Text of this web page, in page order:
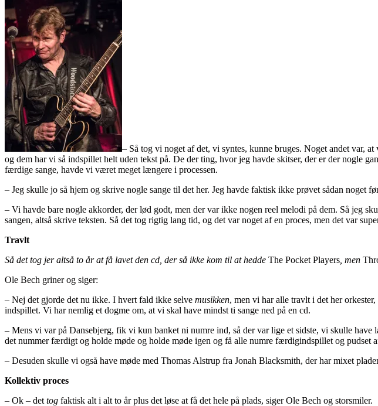
– Så tog vi noget af det, vi syntes, kunne bruges. Noget andet var,
og dem har vi så indspillet helt uden tekst på. De der ting, hvor jeg havde skitser, der er der nogle
færdige sange, havde vi været meget længere i processen.
– Jeg skulle jo så hjem og skrive nogle sange til det her. Jeg havde faktisk ikke prøvet sådan noget
– Vi havde bare nogle akkorder, der lød godt, men der var ikke nogen reel melodi på dem. Så jeg
sangen, altså skrive teksten. Så det tog rigtig lang tid, og det var noget af en proces, men det var
Travlt
Så det tog jer altså to år at få lavet den cd, der så ikke kom til at hedde The Pocket Players , men
Ole Bech griner og siger:
– Nej det gjorde det nu ikke. I hvert fald ikke selve musikken, men vi har alle travlt i det her
indspillet. Vi har nemlig et dogme om, at vi skal have mindst ti sange ned på en cd.
– Mens vi var på Dansebjerg, fik vi kun banket ni numre ind, så der var lige et sidste, vi skulle have
det nummer færdigt og holde møde og holde møde igen og få alle numre færdigindspillet og pudset
– Desuden skulle vi også have møde med Thomas Alstrup fra Jonah Blacksmith, der har mixet
Kollektiv proces
– Ok – det tog faktisk alt i alt to år plus det løse at få det hele på plads, siger Ole Bech og storsmiler.